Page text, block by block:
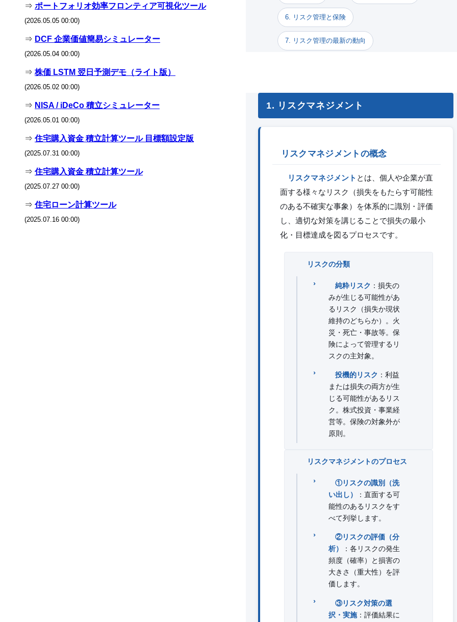
6. リスク管理と保険
7. リスク管理の最新の動向
1. リスクマネジメント
リスクマネジメントの概念
リスクマネジメント とは、個人や企業が直
面する様々なリスク（損失をもたらす可能性
のある不確実な事象）を体系的に識別・評価
し、適切な対策を講じることで損失の最小
化・目標達成を図るプロセスです。
リスクの分類
純粋リスク ：損失の
みが生じる可能性があ
るリスク（損失か現状
維持のどちらか）。火
災・死亡・事故等。保
険によって管理するリ
スクの主対象。
投機的リスク ：利益
または損失の両方が生
じる可能性があるリス
ク。株式投資・事業経
営等。保険の対象外が
原則。
リスクマネジメントのプロセス
①リスクの識別（洗
い出し）
：直面する可
能性のあるリスクをす
べて列挙します。
②リスクの評価（分
析）
：各リスクの発生
頻度（確率）と損害の
大きさ（重大性）を評
価します。
③リスク対策の選
択・実施：評価結果に
⇒ ポートフォリオ効率フロンティア可視化ツール
(2026.05.05 00:00)
⇒ DCF 企業価値簡易シミュレーター
(2026.05.04 00:00)
⇒ 株価 LSTM 翌日予測デモ（ライト版）
(2026.05.02 00:00)
⇒ NISA / iDeCo 積立シミュレーター
(2026.05.01 00:00)
⇒ 住宅購入資金 積立計算ツール 目標額設定版
(2025.07.31 00:00)
⇒ 住宅購入資金 積立計算ツール
(2025.07.27 00:00)
⇒ 住宅ローン計算ツール
(2025.07.16 00:00)